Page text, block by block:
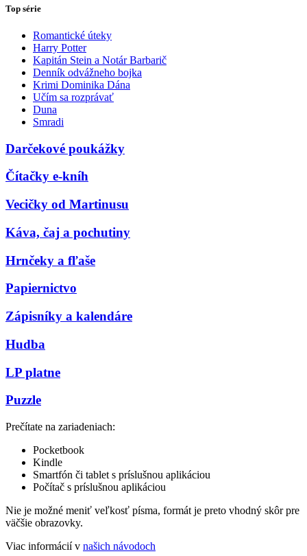
Top série
Romantické úteky
Harry Potter
Kapitán Stein a Notár Barbarič
Denník odvážneho bojka
Krimi Dominika Dána
Učím sa rozprávať
Duna
Smradi
Darčekové poukážky
Čítačky e-kníh
Vecičky od Martinusu
Káva, čaj a pochutiny
Hrnčeky a fľaše
Papiernictvo
Zápisníky a kalendáre
Hudba
LP platne
Puzzle
Prečítate na zariadeniach:
Pocketbook
Kindle
Smartfón či tablet s príslušnou aplikáciou
Počítač s príslušnou aplikáciou
Nie je možné meniť veľkosť písma, formát je preto vhodný skôr pre
väčšie obrazovky.
Viac informácií v našich návodoch